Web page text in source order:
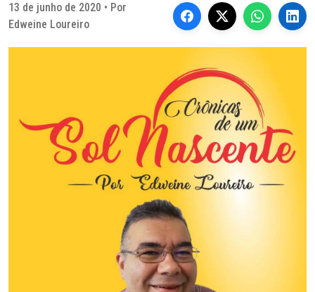
13 de junho de 2020 • Por
Edweine Loureiro